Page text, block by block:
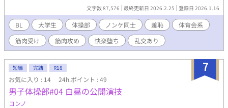
談の延長だった接触は、すぐに意味を変え、逃げ場のない昂りへ
と姿を変える。誰かに見られるかもしれないという緊張が、感覚
を異様なほど研ぎ澄まし、鼓動や息遣いが生々しく耳に残る。
三章構成で藤政竣也の貪欲なセックスライフを描く、シリーズ初
の中編集。 先輩に誘われて出演したAVで男同士の快楽を知って
しまった器械体操部2年の藤政は、バイト先のスポーツクラブで羞
恥の快感まで覚えてしまっていた。鍛え上げられた身体は正直
で、誤魔化しがきかない。盛り上がる筋肉、触れ合った瞬間に伝
わる体温、肌に残る汗の感触。近づくだけで意識は乱れ、触れ合
えば抑制は簡単に崩れる。同期の友人、スポーツクラブの利用
客、部活の先輩。男同士だからこそ遠慮は削ぎ落とされ、欲望は
文字数 87,576 最終更新日 2026.2.25 登録日 2026.1.16
BL 大学生 体操部 ノンケ同士 羞恥
体育会系
筋肉受け
筋肉攻め 快楽堕ち 乱交あり
7
短編 完結 R18
お気に入り : 14 24h.ポイント : 49
男子体操部#04 白昼の公開演技
コンノ